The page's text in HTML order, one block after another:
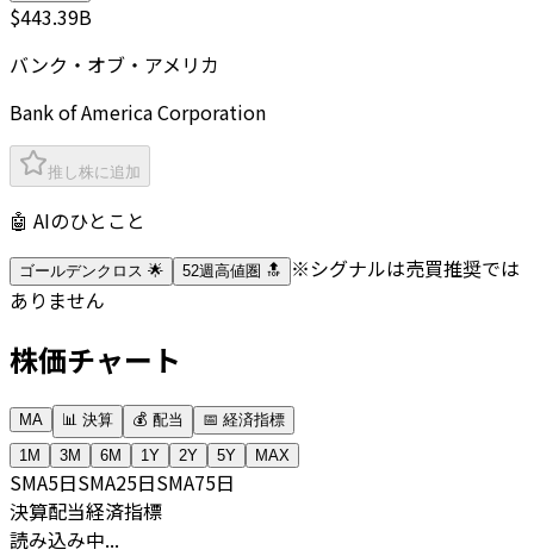
$443.39B
バンク・オブ・アメリカ
Bank of America Corporation
推し株に追加
🤖 AIのひとこと
ゴールデンクロス 🌟 52週高値圏 🔝
※シグナルは売買推奨では
ありません
株価チャート
MA 📊 決算 💰 配当
📅 経済指標
1M
3M 6M 1Y 2Y 5Y MAX
SMA5日SMA25日SMA75日
決算配当経済指標
読み込み中...